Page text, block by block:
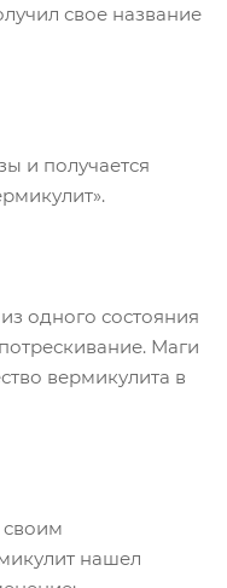
свое название
и получается
одного состояния
Маги
вермикулита в
своим
нашел